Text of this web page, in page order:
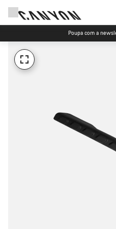
Poupa com a